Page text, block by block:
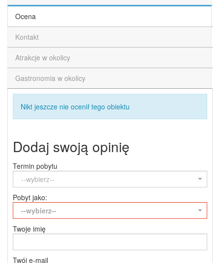
Ocena
Kontakt
Atrakcje w okolicy
Gastronomia w okolicy
Nikt jeszcze nie ocenił tego obiektu
Dodaj swoją opinię
Termin pobytu
--wybierz--
Pobyt jako:
--wybierz--
Twoje imię
Twój e-mail